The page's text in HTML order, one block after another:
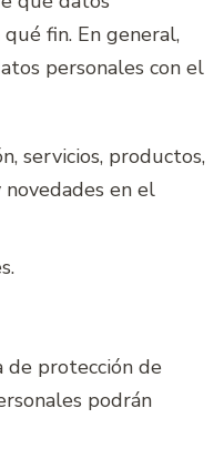
fin. En general,
personales con el
servicios, productos,
en el
de protección de
podrán